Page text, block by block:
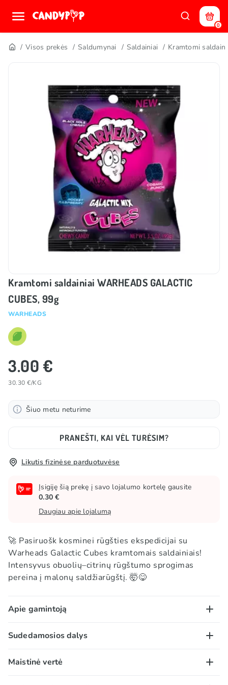
0
Visos prekės Saldumynai Saldainiai Kramtomi
Kramtomi saldainiai WARHEADS GALACTIC
CUBES, 99g
WARHEADS
3.00 €
30.30 €/KG
Šiuo metu neturime
PRANEŠTI, KAI VĖL TURĖSIM?
Likutis fizinėse parduotuvėse
Įsigiję šią prekę į savo lojalumo kortelę gausite
0.30 €
Daugiau apie lojalumą
🚀 Pasiruošk kosminei rūgšties ekspedicijai su
Warheads Galactic Cubes kramtomais saldainiais!
Intensyvus obuolių–citrinų rūgštumo sprogimas
pereina į malonų saldžiarūgštį. 🤯😋
Apie gamintoją
Warheads yra ypatingai rūgštūs saldainiai, kuriuos
siūlomi tik ledinukai, vėliau atsirado guminukų, želė
pupelių, kramtomosios gumos ir kitokių saldumynų.
Sudedamosios dalys
Cukrus, kukurūzų sirupas, modifikuotas kukurūzų
Maistinė vertė